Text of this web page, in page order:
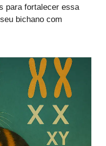
para fortalecer essa
bichano com